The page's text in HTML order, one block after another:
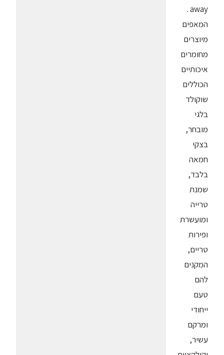
away .
המאפים
מיוצרים
מחומרים
איכותיים
הכוללים
שוקולד
בלגי
מובחר,
בצקי
חמאה
בלבד,
שמנת
טרייה
ומועשרת
ופירות
טריים,
המקנים
להם
טעם
ייחודי
ומרקם
עשיר,